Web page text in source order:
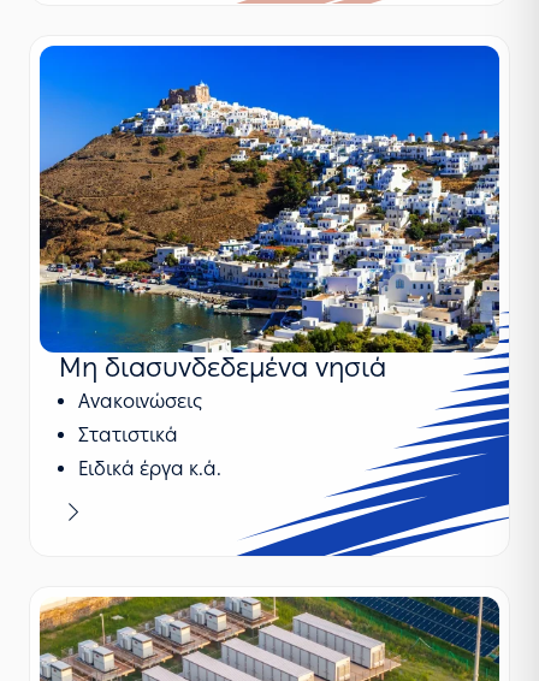
Μη διασυνδεδεμένα νησιά
Ανακοινώσεις
Στατιστικά
Ειδικά έργα κ.ά.
Μαθαίνω περισσότερα